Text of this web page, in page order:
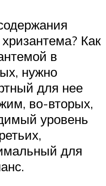
Как
в
нужно
для нее
во-вторых,
уровень
для